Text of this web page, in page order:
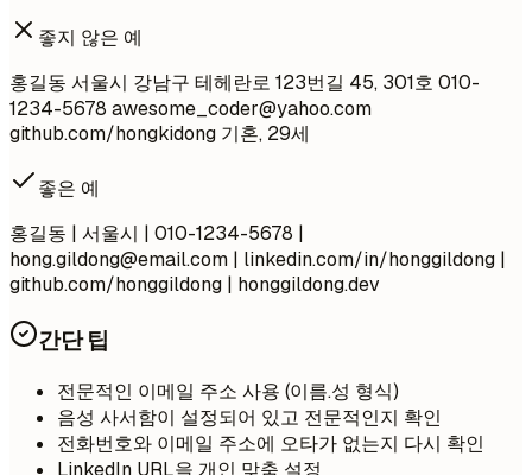
좋지 않은 예
홍길동 서울시 강남구 테헤란로 123번길 45, 301호 010-
1234-5678 awesome_coder@yahoo.com
github.com/hongkidong 기혼, 29세
좋은 예
홍길동 | 서울시 | 010-1234-5678 |
hong.gildong@email.com | linkedin.com/in/honggildong |
github.com/honggildong | honggildong.dev
간단 팁
전문적인 이메일 주소 사용 (이름.성 형식)
음성 사서함이 설정되어 있고 전문적인지 확인
전화번호와 이메일 주소에 오타가 없는지 다시 확인
LinkedIn URL을 개인 맞춤 설정